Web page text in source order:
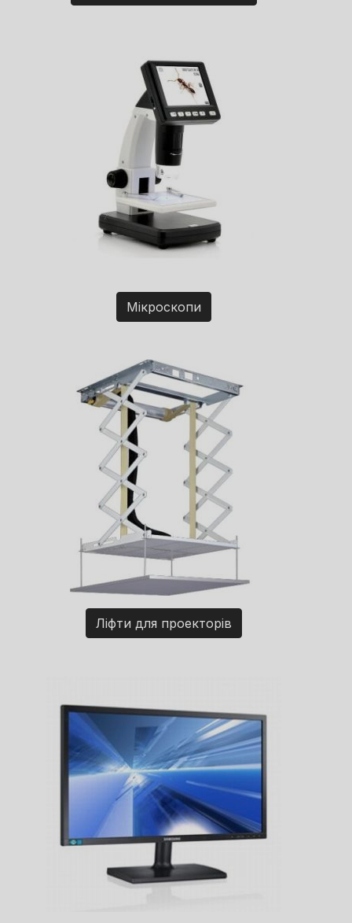
Мікроскопи
Ліфти для проекторів